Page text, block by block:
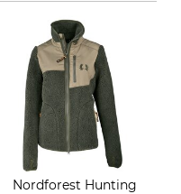
Nordforest Hunting